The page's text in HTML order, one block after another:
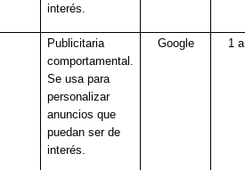
interés.
Publicitaria
comportamental.
Se usa para
personalizar
anuncios que
puedan ser de
interés.
Google 1